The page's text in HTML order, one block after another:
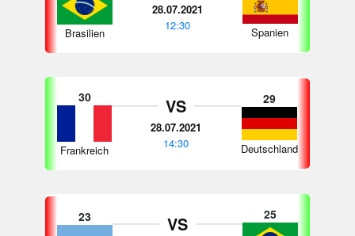
Brasilien
28.07.2021
12:30
Spanien
30
Frankreich
VS
28.07.2021
14:30
29
Deutschland
23 VS 25